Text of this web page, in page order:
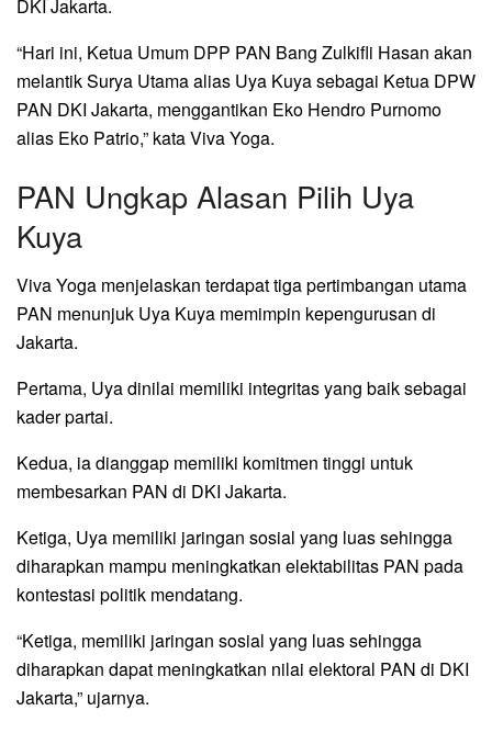
DKI Jakarta.
“Hari ini, Ketua Umum DPP PAN Bang Zulkifli Hasan akan
melantik Surya Utama alias Uya Kuya sebagai Ketua DPW
PAN DKI Jakarta, menggantikan Eko Hendro Purnomo
alias Eko Patrio,” kata Viva Yoga.
PAN Ungkap Alasan Pilih Uya
Kuya
Viva Yoga menjelaskan terdapat tiga pertimbangan utama
PAN menunjuk Uya Kuya memimpin kepengurusan di
Jakarta.
Pertama, Uya dinilai memiliki integritas yang baik sebagai
kader partai.
Kedua, ia dianggap memiliki komitmen tinggi untuk
membesarkan PAN di DKI Jakarta.
Ketiga, Uya memiliki jaringan sosial yang luas sehingga
diharapkan mampu meningkatkan elektabilitas PAN pada
kontestasi politik mendatang.
“Ketiga, memiliki jaringan sosial yang luas sehingga
diharapkan dapat meningkatkan nilai elektoral PAN di DKI
Jakarta,” ujarnya.